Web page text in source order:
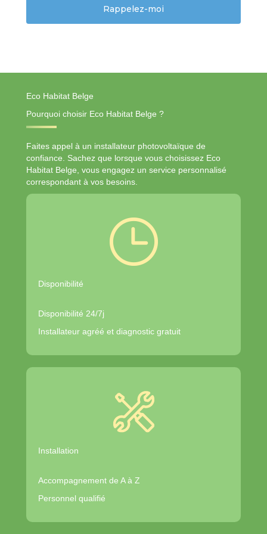
Eco Habitat Belge
Pourquoi choisir Eco Habitat Belge ?
Faites appel à un installateur photovoltaïque de
confiance. Sachez que lorsque vous choisissez Eco
Habitat Belge, vous engagez un service personnalisé
correspondant à vos besoins.
Disponibilité
Disponibilité 24/7j
Installateur agréé et diagnostic gratuit
Installation
Accompagnement de A à Z
Personnel qualifié